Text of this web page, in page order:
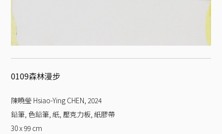
0109森林漫步
陳曉瑩 Hsiao-Ying CHEN, 2024
鉛筆, 色鉛筆, 紙, 壓克力板, 紙膠帶
30 x 99 cm